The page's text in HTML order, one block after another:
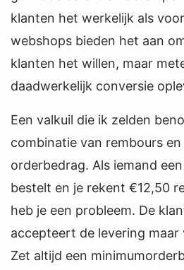
klanten het werkelijk als
webshops bieden het aan
klanten het willen, maar
daadwerkelijk conversie
Een valkuil die ik zelden
combinatie van rembours en
orderbedrag. Als iemand
bestelt en je rekent €12,50
heb je een probleem. De
accepteert de levering
Zet altijd een